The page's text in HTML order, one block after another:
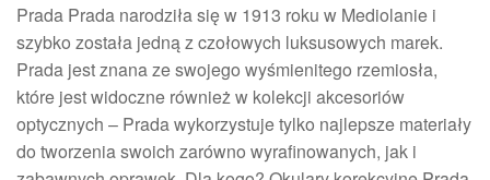
Prada Prada narodziła się w 1913 roku w Mediolanie i
szybko została jedną z czołowych luksusowych marek.
Prada jest znana ze swojego wyśmienitego rzemiosła,
które jest widoczne również w kolekcji akcesoriów
optycznych – Prada wykorzystuje tylko najlepsze materiały
do tworzenia swoich zarówno wyrafinowanych, jak i